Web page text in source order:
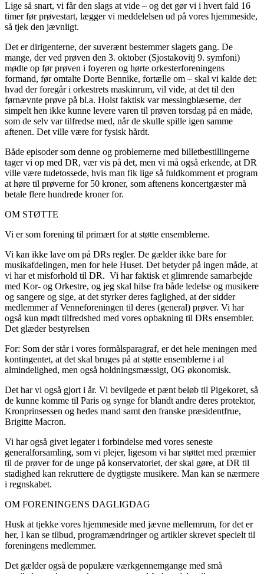
Lige så snart, vi får den slags at vide – og det gør vi i hvert fald 16
timer før prøvestart, lægger vi meddelelsen ud på vores hjemmeside,
så tjek den jævnligt.
Det er dirigenterne, der suverænt bestemmer slagets gang. De
mange, der ved prøven den 3. oktober (Sjostakovitj 9. symfoni)
mødte op før prøven i foyeren og hørte orkesterforeningens
formand, før omtalte Dorte Bennike, fortælle om – skal vi kalde det:
hvad der foregår i orkestrets maskinrum, vil vide, at det til den
førnævnte prøve på bl.a. Holst faktisk var messingblæserne, der
simpelt hen ikke kunne levere varen til prøven torsdag på en måde,
som de selv var tilfredse med, når de skulle spille igen samme
aftenen. Det ville være for fysisk hårdt.
Både episoder som denne og problemerne med billetbestillingerne
tager vi op med DR, vær vis på det, men vi må også erkende, at DR
ville være tudetossede, hvis man fik lige så fuldkomment et program
at høre til prøverne for 50 kroner, som aftenens koncertgæster må
betale flere hundrede kroner for.
OM STØTTE
Vi er som forening til primært for at støtte ensemblerne.
Vi kan ikke lave om på DRs regler. De gælder ikke bare for
musikafdelingen, men for hele Huset. Det betyder på ingen måde, at
vi har et misforhold til DR. Vi har faktisk et glimrende samarbejde
med Kor- og Orkestre, og jeg skal hilse fra både ledelse og musikere
og sangere og sige, at det styrker deres faglighed, at der sidder
medlemmer af Venneforeningen til deres (general) prøver. Vi har
også kun mødt tilfredshed med vores opbakning til DRs ensembler.
Det glæder bestyrelsen
For: Som der står i vores formålsparagraf, er det hele meningen med
kontingentet, at det skal bruges på at støtte ensemblerne i al
almindelighed, men også holdningsmæssigt, OG økonomisk.
Det har vi også gjort i år. Vi bevilgede et pænt beløb til Pigekoret, så
de kunne komme til Paris og synge for blandt andre deres protektor,
Kronprinsessen og hedes mand samt den franske præsidentfrue,
Brigitte Macron.
Vi har også givet legater i forbindelse med vores seneste
generalforsamling, som vi plejer, ligesom vi har støttet med præmier
til de prøver for de unge på konservatoriet, der skal gøre, at DR til
stadighed kan rekruttere de dygtigste musikere. Man kan se nærmere
i regnskabet.
OM FORENINGENS DAGLIGDAG
Husk at tjekke vores hjemmeside med jævne mellemrum, for det er
her, I kan se tilbud, programændringer og artikler skrevet specielt til
foreningens medlemmer.
Det gælder også de populære værkgennemgange med små